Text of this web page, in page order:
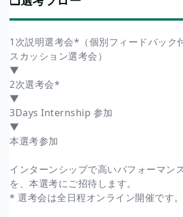
1次説明選考会*（個別フィードバック
スカッション選考会）
▼
2次選考会*
▼
3Days Internship 参加
▼
本選考参加
インターンシップで高いパフォーマン
を、本選考にご招待します。
* 選考会は全日程オンライン開催です。